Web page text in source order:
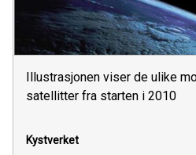
Illustrasjonen viser de ulike
satellitter fra starten i 2010
Kystverket